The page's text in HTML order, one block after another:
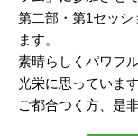
第二部・第1セッ
ます。
素晴らしくパワフ
光栄に思っています
ご都合つく方、是